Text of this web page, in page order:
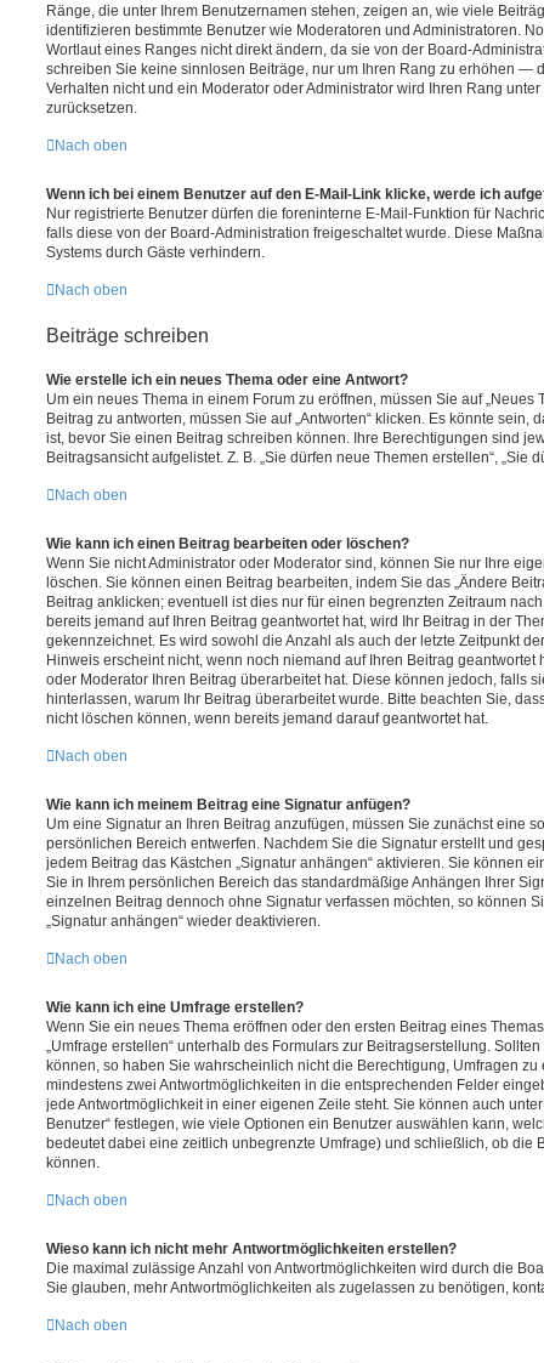
Ränge, die unter Ihrem Benutzernamen stehen, zeigen an, wie viele
identifizieren bestimmte Benutzer wie Moderatoren und Administratoren.
Wortlaut eines Ranges nicht direkt ändern, da sie von der Board-
schreiben Sie keine sinnlosen Beiträge, nur um Ihren Rang zu erhöhen —
Verhalten nicht und ein Moderator oder Administrator wird Ihren Rang
zurücksetzen.
Nach oben
Wenn ich bei einem Benutzer auf den E-Mail-Link klicke, werde ich
Nur registrierte Benutzer dürfen die foreninterne E-Mail-Funktion für
falls diese von der Board-Administration freigeschaltet wurde. Diese
Systems durch Gäste verhindern.
Nach oben
Beiträge schreiben
Wie erstelle ich ein neues Thema oder eine Antwort?
Um ein neues Thema in einem Forum zu eröffnen, müssen Sie auf „Neues
Beitrag zu antworten, müssen Sie auf „Antworten“ klicken. Es könnte sein,
ist, bevor Sie einen Beitrag schreiben können. Ihre Berechtigungen sind
Beitragsansicht aufgelistet. Z. B. „Sie dürfen neue Themen erstellen“, „Sie
Nach oben
Wie kann ich einen Beitrag bearbeiten oder löschen?
Wenn Sie nicht Administrator oder Moderator sind, können Sie nur Ihre
löschen. Sie können einen Beitrag bearbeiten, indem Sie das „Ändere
Beitrag anklicken; eventuell ist dies nur für einen begrenzten Zeitraum
bereits jemand auf Ihren Beitrag geantwortet hat, wird Ihr Beitrag in der
gekennzeichnet. Es wird sowohl die Anzahl als auch der letzte Zeitpunkt
Hinweis erscheint nicht, wenn noch niemand auf Ihren Beitrag geantwortet
oder Moderator Ihren Beitrag überarbeitet hat. Diese können jedoch, falls
hinterlassen, warum Ihr Beitrag überarbeitet wurde. Bitte beachten Sie,
nicht löschen können, wenn bereits jemand darauf geantwortet hat.
Nach oben
Wie kann ich meinem Beitrag eine Signatur anfügen?
Um eine Signatur an Ihren Beitrag anzufügen, müssen Sie zunächst eine
persönlichen Bereich entwerfen. Nachdem Sie die Signatur erstellt und
jedem Beitrag das Kästchen „Signatur anhängen“ aktivieren. Sie können
Sie in Ihrem persönlichen Bereich das standardmäßige Anhängen Ihrer
einzelnen Beitrag dennoch ohne Signatur verfassen möchten, so können
„Signatur anhängen“ wieder deaktivieren.
Nach oben
Wie kann ich eine Umfrage erstellen?
Wenn Sie ein neues Thema eröffnen oder den ersten Beitrag eines
„Umfrage erstellen“ unterhalb des Formulars zur Beitragserstellung.
können, so haben Sie wahrscheinlich nicht die Berechtigung, Umfragen
mindestens zwei Antwortmöglichkeiten in die entsprechenden Felder
jede Antwortmöglichkeit in einer eigenen Zeile steht. Sie können auch
Benutzer“ festlegen, wie viele Optionen ein Benutzer auswählen kann,
bedeutet dabei eine zeitlich unbegrenzte Umfrage) und schließlich, ob die
können.
Nach oben
Wieso kann ich nicht mehr Antwortmöglichkeiten erstellen?
Die maximal zulässige Anzahl von Antwortmöglichkeiten wird durch die
Sie glauben, mehr Antwortmöglichkeiten als zugelassen zu benötigen,
Nach oben